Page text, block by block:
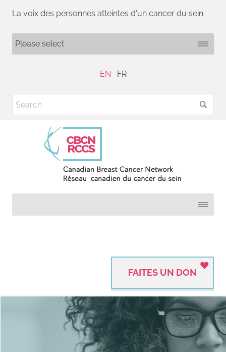
La voix des personnes atteintes d'un cancer du sein
EN FR
FAITES UN DON